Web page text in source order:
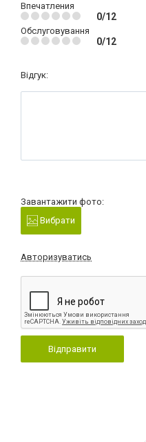
Впечатления
0/12
Обслуговування
0/12
Відгук:
Завантажити фото:
Вибрати
Авторизуватись
Відправити